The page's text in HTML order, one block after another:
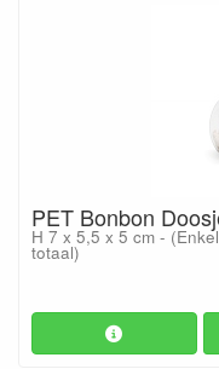
PET Bonbon
H 7 x 5,5 x 5 cm -
totaal)